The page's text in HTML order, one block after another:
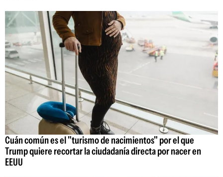
Cuán común es el "turismo de nacimientos" por el que
Trump quiere recortar la ciudadanía directa por nacer en
EEUU